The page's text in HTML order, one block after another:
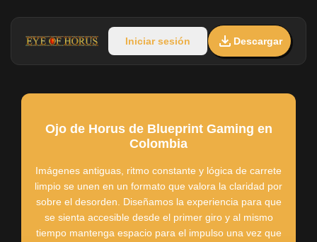
Iniciar sesión Descargar
Ojo de Horus de Blueprint Gaming en
Colombia
Imágenes antiguas, ritmo constante y lógica de carrete
limpio se unen en un formato que valora la claridad por
sobre el desorden. Diseñamos la experiencia para que
se sienta accesible desde el primer giro y al mismo
tiempo mantenga espacio para el impulso una vez que